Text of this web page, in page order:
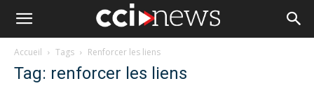
Accueil Tags Renforcer les liens
Tag: renforcer les liens